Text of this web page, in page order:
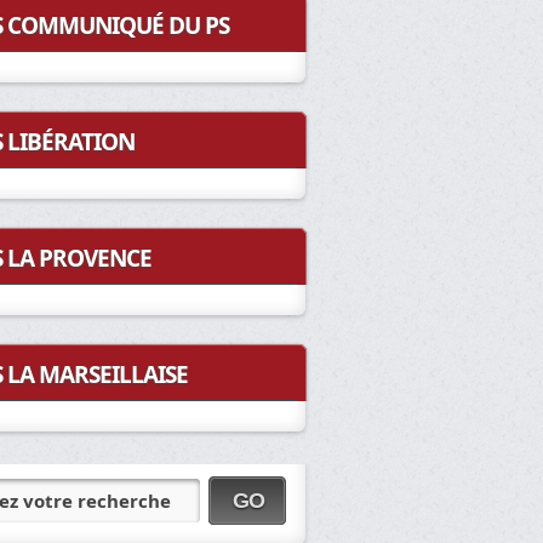
COMMUNIQUÉ DU PS
LIBÉRATION
LA PROVENCE
LA MARSEILLAISE
votre recherche GO